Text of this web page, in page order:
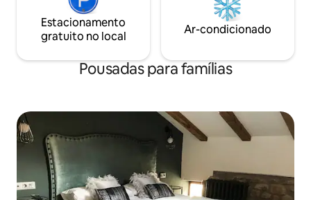
Estacionamento
gratuito no local
Ar-condicionado
Pousadas para famílias